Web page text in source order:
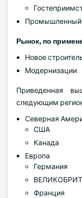
Промышленный
Рынок, по
Новое
Модернизации
Приведенная
следующим
Северная
США
Канада
Европа
Германия
Франция